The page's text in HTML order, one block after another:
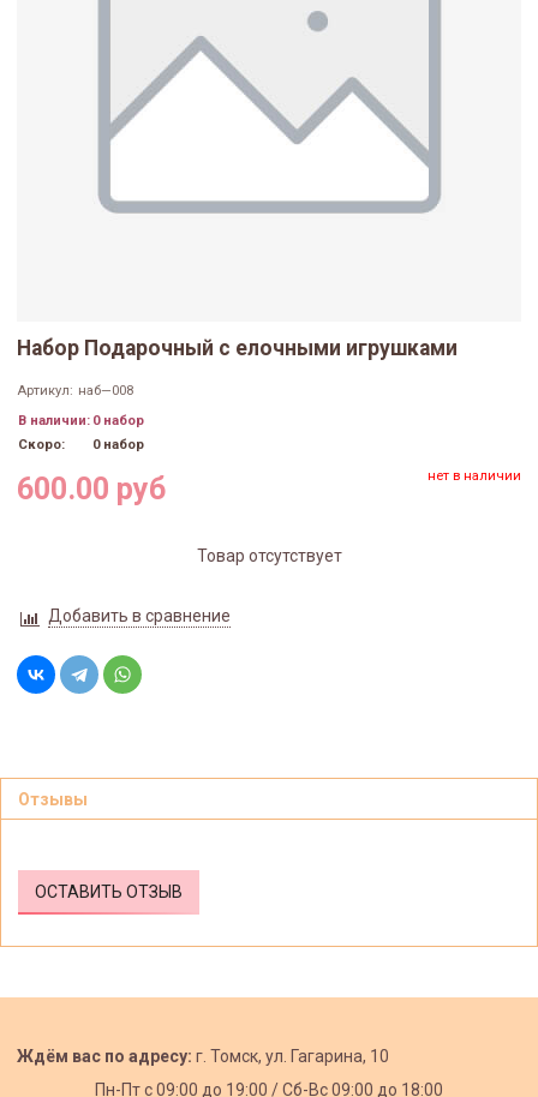
Набор Подарочный с елочными игрушками
Артикул: наб—008
В наличии: 0 набор
Скоро:
0 набор
600.00 руб нет в наличии
Товар отсутствует
Добавить в сравнение
Отзывы
ОСТАВИТЬ ОТЗЫВ
Ждём вас по адресу: г. Томск, ул. Гагарина, 10
Пн-Пт с09:00 до 19:00 /Сб-Вс 09:00 до 18:00